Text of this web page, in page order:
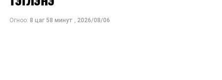
мэдэгдэхийг зөвлөж байна.
Огноо: 8 цаг 58 минут , 2026/08/06